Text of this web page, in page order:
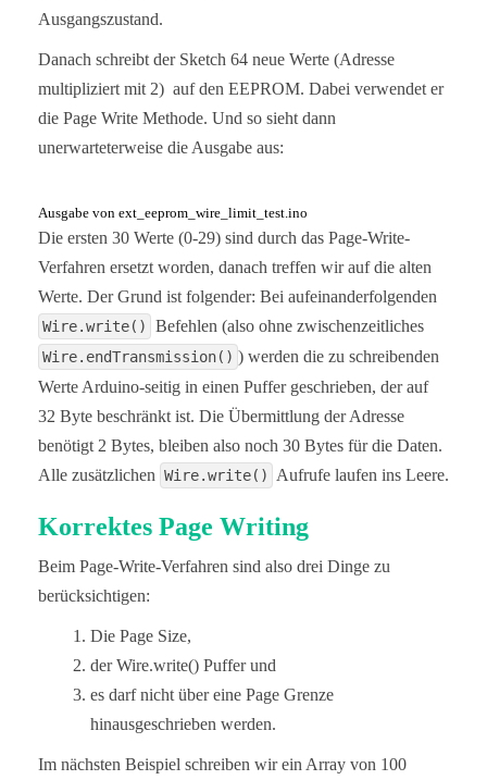
  Wire.write(byteToWrite);
  Wire.endTransmission();
}
void eepromBytePageWrite(uint16_t addr,
  Wire.beginTransmission(I2C_ADDRESS);
  Wire.write((uint8_t)(addr >> 8));
  Wire.write((uint8_t)(addr & 0xFF));
  }
  Wire.endTransmission();
  delay(5);
}
uint8_t readEEPROM(uint16_t addr){
  byte byteToRead;
  Wire.beginTransmission(I2C_ADDRESS);
  Wire.write((uint8_t)(addr & 0xFF));
  Wire.endTransmission();
  byteToRead = Wire.read();
  return byteToRead;
Ausgangszustand.
Danach schreibt der Sketch 64 neue Werte (Adresse
multipliziert mit 2) auf den EEPROM. Dabei verwendet er
die Page Write Methode. Und so sieht dann
unerwarteterweise die Ausgabe aus:
Ausgabe von ext_eeprom_wire_limit_test.ino
Die ersten 30 Werte (0-29) sind durch das Page-Write-
Verfahren ersetzt worden, danach treffen wir auf die alten
Werte. Der Grund ist folgender: Bei aufeinanderfolgenden
Wire.write() Befehlen (also ohne zwischenzeitliches
Wire.endTransmission() ) werden die zu schreibenden
Werte Arduino-seitig in einen Puffer geschrieben, der auf
32 Byte beschränkt ist. Die Übermittlung der Adresse
benötigt 2 Bytes, bleiben also noch 30 Bytes für die Daten.
Alle zusätzlichen Wire.write() Aufrufe laufen ins Leere.
Korrektes Page Writing
Beim Page-Write-Verfahren sind also drei Dinge zu
berücksichtigen:
Die Page Size,
der Wire.write() Puffer und
es darf nicht über eine Page Grenze
hinausgeschrieben werden.
Im nächsten Beispiel schreiben wir ein Array von 100